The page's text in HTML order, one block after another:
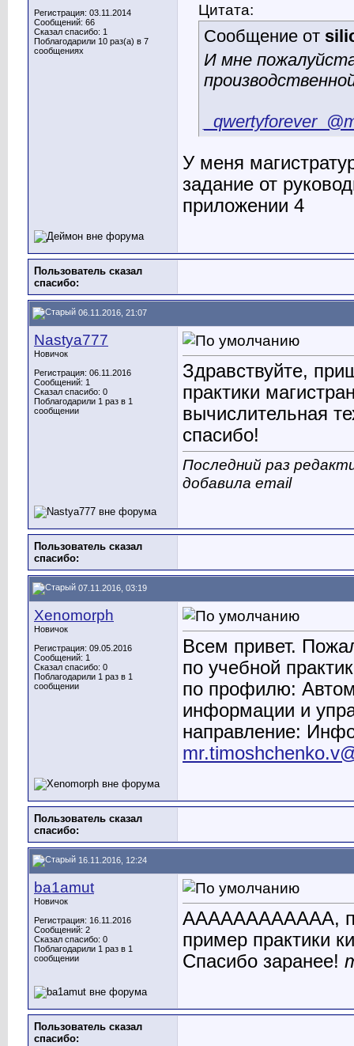
Регистрация: 03.11.2014
Сообщений: 66
Сказал спасибо: 1
Поблагодарили 10 раз(а) в 7
сообщениях
Цитата:
Сообщение от
И мне
У меня
задание от
приложении 4
Пользователь сказал
cпасибо:
06.11.2016, 21:07
Nastya777
Новичок
Регистрация: 06.11.2016
Сообщений: 1
Сказал спасибо: 0
Поблагодарили 1 раз в 1
сообщении
Здравствуйте,
практики
вычислительная
спасибо!
Последний раз
добавила email
Пользователь сказал
cпасибо:
07.11.2016, 03:19
Xenomorph
Новичок
Регистрация: 09.05.2016
Сообщений: 1
Сказал спасибо: 0
Поблагодарили 1 раз в 1
сообщении
Всем привет.
по учебной
по профилю:
информации и
направление:
Пользователь сказал
cпасибо:
16.11.2016, 12:24
ba1amut
Новичок
Регистрация: 16.11.2016
Сообщений: 2
Сказал спасибо: 0
Поблагодарили 1 раз в 1
сообщении
АААААААААААА,
пример практики
Спасибо заранее!
Пользователь сказал
cпасибо: